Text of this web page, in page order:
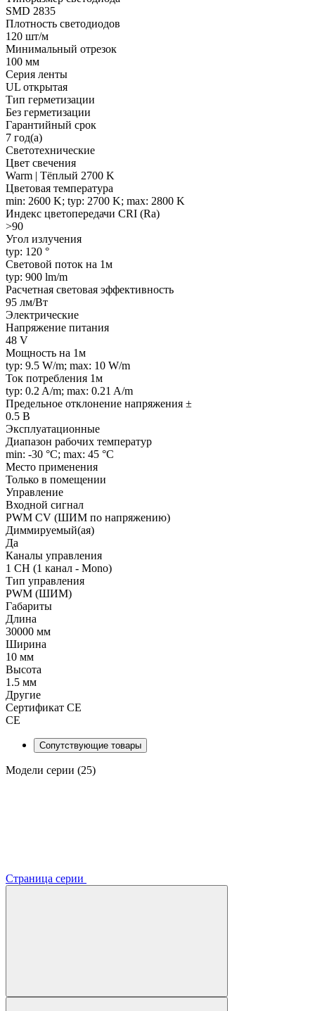
SMD 2835
Плотность светодиодов
120 шт/м
Минимальный отрезок
100 мм
Серия ленты
UL открытая
Тип герметизации
Без герметизации
Гарантийный срок
7 год(а)
Светотехнические
Цвет свечения
Warm | Тёплый 2700 K
Цветовая температура
min: 2600 K; typ: 2700 K; max: 2800 K
Индекс цветопередачи CRI (Ra)
>90
Угол излучения
typ: 120 °
Световой поток на 1м
typ: 900 lm/m
Расчетная световая эффективность
95 лм/Вт
Электрические
Напряжение питания
48 V
Мощность на 1м
typ: 9.5 W/m; max: 10 W/m
Ток потребления 1м
typ: 0.2 A/m; max: 0.21 A/m
Предельное отклонение напряжения ±
0.5 В
Эксплуатационные
Диапазон рабочих температур
min: -30 °C; max: 45 °C
Место применения
Только в помещении
Управление
Входной сигнал
PWM СV (ШИМ по напряжению)
Диммируемый(ая)
Да
Каналы управления
1 CH (1 канал - Mono)
Тип управления
PWM (ШИМ)
Габариты
Длина
30000 мм
Ширина
10 мм
Высота
1.5 мм
Другие
Сертификат CE
CE
Сопутствующие товары
Модели серии (25)
Страница серии